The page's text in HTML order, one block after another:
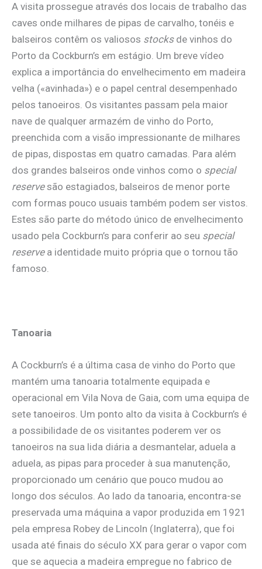
A visita prossegue através dos locais de trabalho das
caves onde milhares de pipas de carvalho, tonéis e
balseiros contêm os valiosos stocksde vinhos do
Porto da Cockburn’s em estágio. Um breve vídeo
explica a importância do envelhecimento em madeira
velha («avinhada») e o papel central desempenhado
pelos tanoeiros. Os visitantes passam pela maior
nave de qualquer armazém de vinho do Porto,
preenchida com a visão impressionante de milhares
de pipas, dispostas em quatro camadas. Para além
dos grandes balseiros onde vinhos como o special
reservesão estagiados, balseiros de menor porte
com formas pouco usuais também podem ser vistos.
Estes são parte do método único de envelhecimento
usado pela Cockburn’s para conferir ao seu special
reservea identidade muito própria que o tornou tão
famoso.
Tanoaria
A Cockburn’s é a última casa de vinho do Porto que
mantém uma tanoaria totalmente equipada e
operacional em Vila Nova de Gaia, com uma equipa de
sete tanoeiros. Um ponto alto da visita à Cockburn’s é
a possibilidade de os visitantes poderem ver os
tanoeiros na sua lida diária a desmantelar, aduela a
aduela, as pipas para proceder à sua manutenção,
proporcionado um cenário que pouco mudou ao
longo dos séculos. Ao lado da tanoaria, encontra-se
preservada uma máquina a vapor produzida em 1921
pela empresa Robey de Lincoln (Inglaterra), que foi
usada até finais do século XX para gerar o vapor com
que se aquecia a madeira empregue no fabrico de